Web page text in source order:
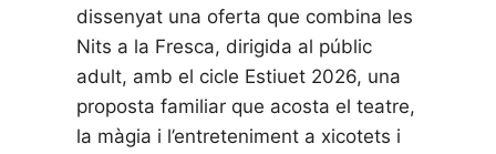
dissenyat una oferta que combina les
Nits a la Fresca, dirigida al públic
adult, amb el cicle Estiuet 2026, una
proposta familiar que acosta el teatre,
la màgia i l’entreteniment a xicotets i